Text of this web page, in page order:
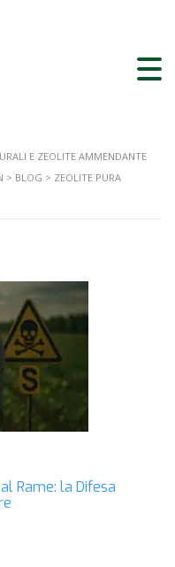
E ZEOLITE AMMENDANTE
> BLOG > ZEOLITE PURA
Rame: la Difesa